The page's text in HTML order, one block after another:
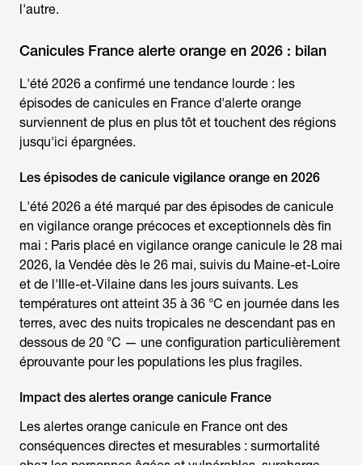
l'autre.
Canicules France alerte orange en 2026 : bilan
L'été 2026 a confirmé une tendance lourde : les
épisodes de canicules en France d'alerte orange
surviennent de plus en plus tôt et touchent des régions
jusqu'ici épargnées.
Les épisodes de canicule vigilance orange en 2026
L'été 2026 a été marqué par des épisodes de canicule
en vigilance orange précoces et exceptionnels dès fin
mai : Paris placé en vigilance orange canicule le 28 mai
2026, la Vendée dès le 26 mai, suivis du Maine-et-Loire
et de l'Ille-et-Vilaine dans les jours suivants. Les
températures ont atteint 35 à 36 °C en journée dans les
terres, avec des nuits tropicales ne descendant pas en
dessous de 20 °C — une configuration particulièrement
éprouvante pour les populations les plus fragiles.
Impact des alertes orange canicule France
Les alertes orange canicule en France ont des
conséquences directes et mesurables : surmortalité